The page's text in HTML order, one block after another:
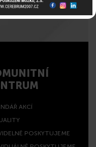
AKCÍ
POSKYTUJEME